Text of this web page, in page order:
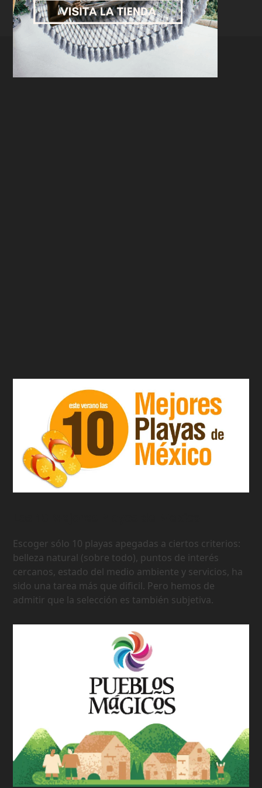
Escoger sólo 10 playas apegadas a ciertos criterios:
belleza natural (sobre todo), puntos de interés
cercanos, estado del medio ambiente y servicios, ha
sido una tarea más que dificil. Pero hemos de
admitir que la selección es también subjetiva.